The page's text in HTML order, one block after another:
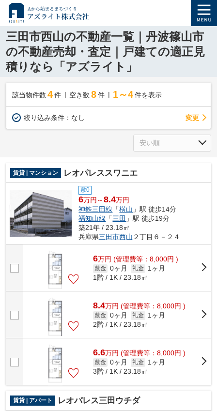
三田市西山の不動産一覧｜丹波篠山市
の不動産売却・査定｜戸建ての適正見
積りなら「アズライト」
該当物件数 4件 空き数 8 件 1～4 件を表示
絞り込み条件： なし 変更
賃貸 | マンション レオパレススワニエ
敷0
6万円～8.4万円
神鉄三田線 「横山 」駅 徒歩14分
福知山線 「三田 」駅 徒歩19分
築21年 / 23.18㎡
兵庫県三田市西山 ２丁目６－２４
6万円 (管理費等：8,000円 )
敷金 0ヶ月 礼金
1ヶ月
1階 / 1K / 23.18㎡
8.4万円 (管理費等：8,000円 )
敷金 0ヶ月 礼金
1ヶ月
2階 / 1K / 23.18㎡
6.6万円 (管理費等：8,000円 )
敷金 0ヶ月 礼金
1ヶ月
3階 / 1K / 23.18㎡
賃貸 | アパート レオパレス三田ウチダ